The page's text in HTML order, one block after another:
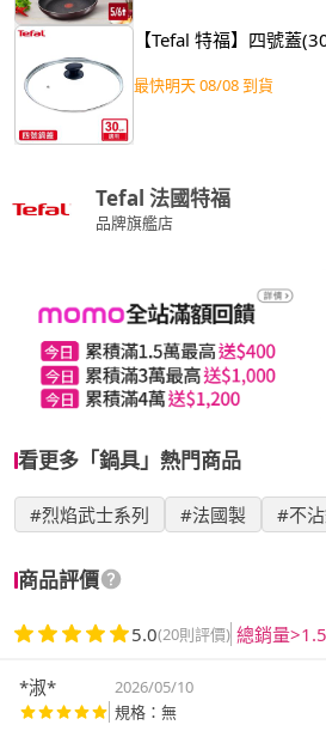
【Tefal 特福】四號蓋
最快明天 08/08 到貨
Tefal 法國特福
品牌旗艦店
看更多「鍋具」熱門商品
#烈焰武士系列 #法國製 #不
商品評價
5.0(20則評價) 總銷量
*淑* 2026/05/10
規格：無